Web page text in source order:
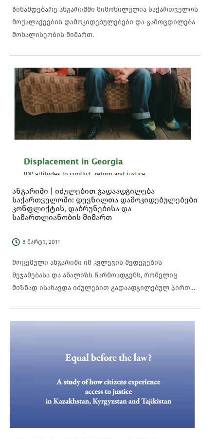
წინამდებარე ანგარიშში მიმოხილულია საქართველოს
მოქალაქეების დამოკიდებულებები და გამოცდილება
მოხალისეობის მიმართ.
ანგარიში | იძულებით გადაადგილება
საქართველოში: დევნილთა დამოკიდებულებები
კონფლიქტის, დაბრუნებისა და
სამართლიანობის მიმართ
8 მარტი, 2011
მოცემული ანგარიში იმ კვლევის შედეგების
შეჯამებასა და ანალიზს წარმოადგენს, რომელიც
მიზნად ისახავდა იძულებით გადაადგილებულ პირთა